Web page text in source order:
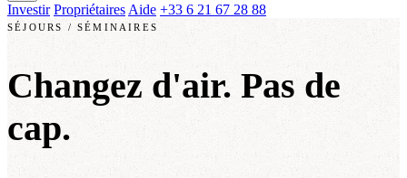
Investir Propriétaires Aide +33 6 21 67 28 88
SÉJOURS / SÉMINAIRES
Changez d'air. Pas de
cap.